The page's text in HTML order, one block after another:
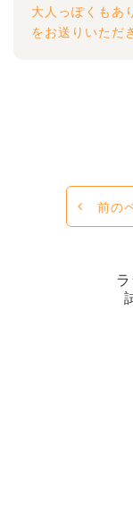
大人っぽくもあ
をお送りいただ
前の